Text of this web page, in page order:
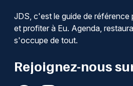
JDS, c'est le guide de référence
et profiter à Eu. Agenda,
s'occupe de tout.
Rejoignez-nous